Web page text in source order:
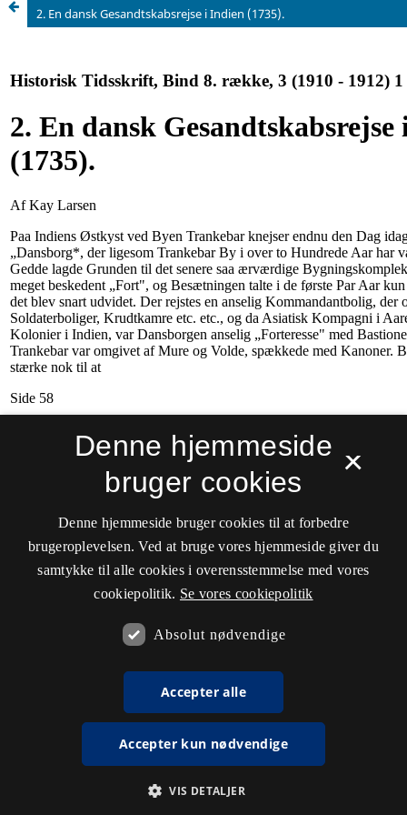
2. En dansk Gesandtskabsrejse i Indien (1735).
×
Denne hjemmeside
bruger cookies
Denne hjemmeside bruger cookies til at forbedre
brugeroplevelsen. Ved at bruge vores hjemmeside giver du
samtykke til alle cookies i overensstemmelse med vores
cookiepolitik. Se vores cookiepolitik
Absolut nødvendige
Accepter alle
Accepter kun nødvendige
VIS DETALJER